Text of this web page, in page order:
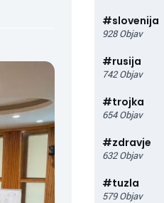
#slovenija
928 Objav
#rusija
742 Objav
#trojka
654 Objav
#zdravje
632 Objav
#tuzla
579 Objav